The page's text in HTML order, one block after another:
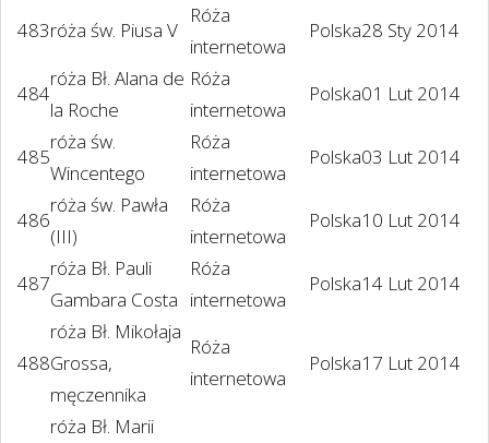
483róża św. Piusa V
Róża
internetowa
Polska28 Sty 2014
484
róża Bł. Alana de
la Roche
Róża
internetowa
Polska01 Lut 2014
485
róża św.
Wincentego
Róża
internetowa
Polska03 Lut 2014
486
róża św. Pawła
(III)
Róża
internetowa
Polska10 Lut 2014
487
róża Bł. Pauli
Gambara Costa
Róża
internetowa
Polska14 Lut 2014
488
róża Bł. Mikołaja
Grossa,
męczennika
Róża
internetowa
Polska17 Lut 2014
róża Bł. Marii